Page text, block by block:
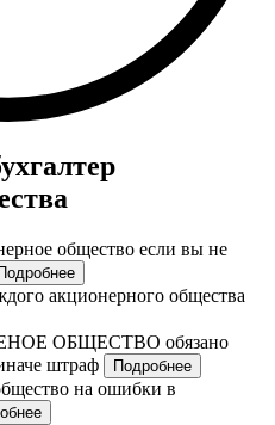
общество если вы не
Подробнее
акционерного общества
ОБЩЕСТВО обязано
штраф
Подробнее
на ошибки в